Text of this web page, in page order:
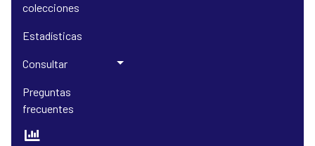
colecciones
Estadísticas
Consultar
Preguntas
frecuentes